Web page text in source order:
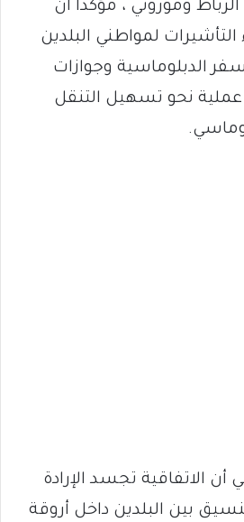
الرباط وموروني ، مؤكداً أن
التأشيرات لمواطني البلدين
الدبلوماسية وجوازات
نحو تسهيل التنقل
أن الاتفاقية تجسد الإرادة
بين البلدين داخل أروقة